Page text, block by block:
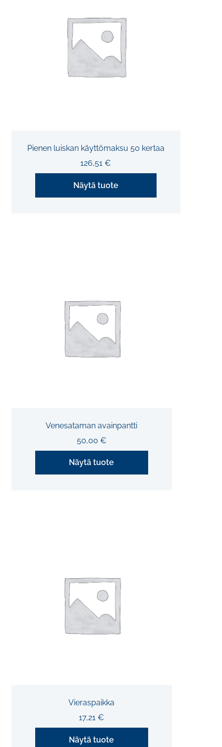
Pienen luiskan käyttömaksu 50 kertaa
126,51€
Näytä tuote
Venesataman avainpantti
50,00 €
Näytä tuote
Vieraspaikka
17,21€
Näytä tuote